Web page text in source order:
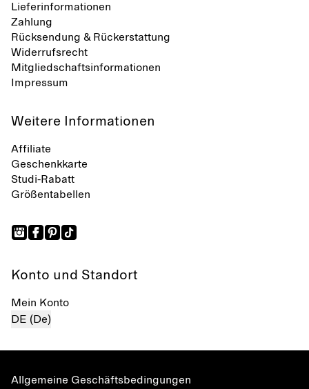
Lieferinformationen
Zahlung
Rücksendung & Rückerstattung
Widerrufsrecht
Mitgliedschaftsinformationen
Impressum
Weitere Informationen
Affiliate
Geschenkkarte
Studi-Rabatt
Größentabellen
Konto und Standort
Mein Konto
DE (De)
Allgemeine Geschäftsbedingungen